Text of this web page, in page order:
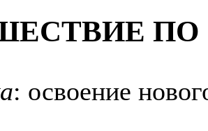
ПО
: освоение